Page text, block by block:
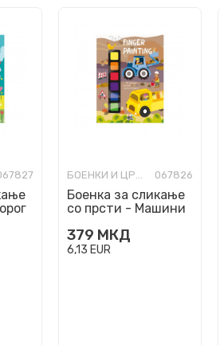
БОЕНКИ И ЦРТАНКИ 067826
Боенка за сликање
со прсти - Машини
379 МКД
6,13 EUR